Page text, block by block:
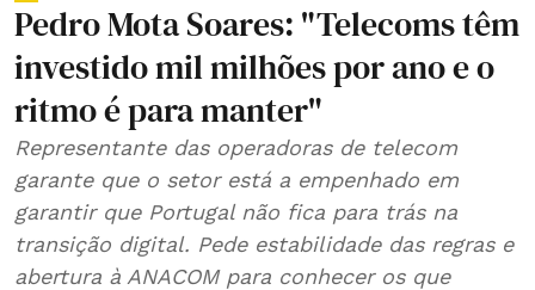
Pedro Mota Soares: "Telecoms têm
investido mil milhões por ano e o
ritmo é para manter"
Representante das operadoras de telecom
garante que o setor está a empenhado em
garantir que Portugal não fica para trás na
transição digital. Pede estabilidade das regras e
abertura à ANACOM para conhecer os que